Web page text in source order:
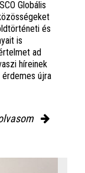
Globális
és
is
ad
híreinek
újra